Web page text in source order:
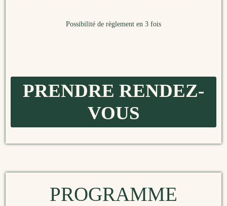
Possibilité de règlement en 3 fois
PRENDRE RENDEZ-
VOUS
PROGRAMME